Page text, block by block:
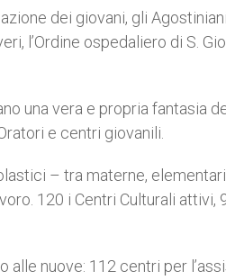
dei giovani, gli
l’Ordine ospedaliero di S.
una vera e propria fantasia
e centri giovanili.
– tra materne,
120 i Centri Culturali attivi,
nuove: 112 centri per